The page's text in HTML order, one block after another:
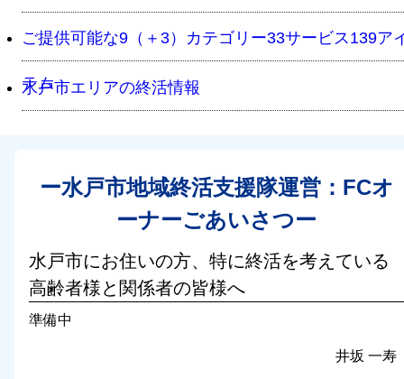
ご提供可能な9（＋3）カテゴリー33サービス139ア
テム
水戸市エリアの終活情報
ー水戸市地域終活支援隊運営：FCオ
ーナーごあいさつー
水戸市にお住いの方、特に終活を考えている
高齢者様と関係者の皆様へ
準備中
井坂 一寿